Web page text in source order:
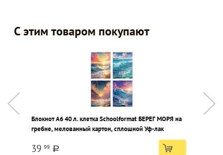
С этим товаром покупают
Блокнот А6 40 л. клетка Schoolformat БЕРЕГ МОРЯ на
гребне, мелованный картон, сплошной Уф-лак
39 99 a